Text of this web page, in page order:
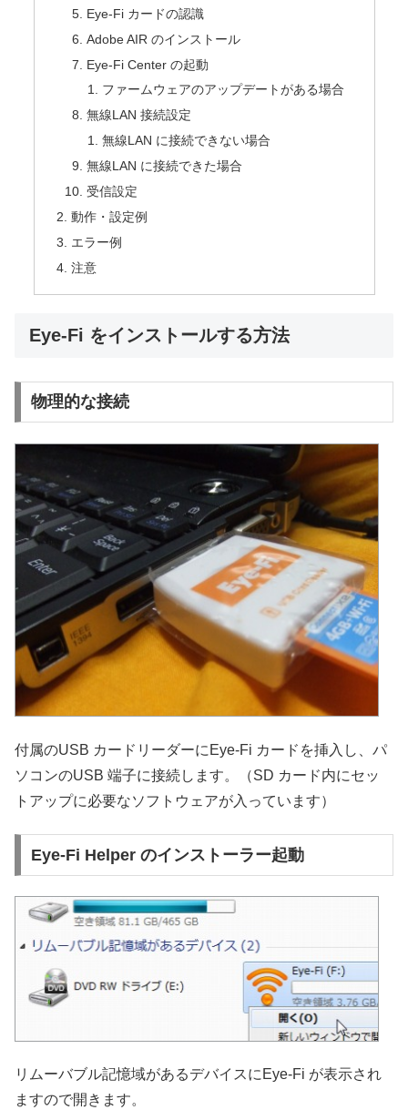
Eye-Fi カードの認識
Adobe AIR のインストール
Eye-Fi Center の起動
ファームウェアのアップデートがある場合
無線LAN 接続設定
無線LAN に接続できない場合
無線LAN に接続できた場合
受信設定
動作・設定例
エラー例
注意
Eye-Fi をインストールする方法
物理的な接続
付属のUSB カードリーダーにEye-Fi カードを挿入し、パ
ソコンのUSB 端子に接続します。（SD カード内にセッ
トアップに必要なソフトウェアが入っています）
Eye-Fi Helper のインストーラー起動
リムーバブル記憶域があるデバイスにEye-Fi が表示され
ますので開きます。